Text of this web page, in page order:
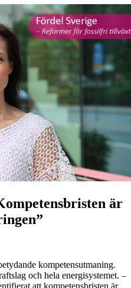
är
kompetensutmaning.
att kompetensbristen är